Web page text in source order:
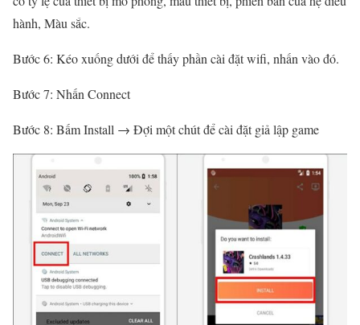
hành, Màu sắc.
Bước 6: Kéo xuống dưới để thấy phần cài đặt wifi, nhấn vào đó.
Bước 7: Nhấn Connect
Bước 8: Bấm Install → Đợi một chút để cài đặt giả lập game